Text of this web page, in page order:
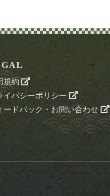
規約
イバシーポリシー
ードバック・お問い合わせ